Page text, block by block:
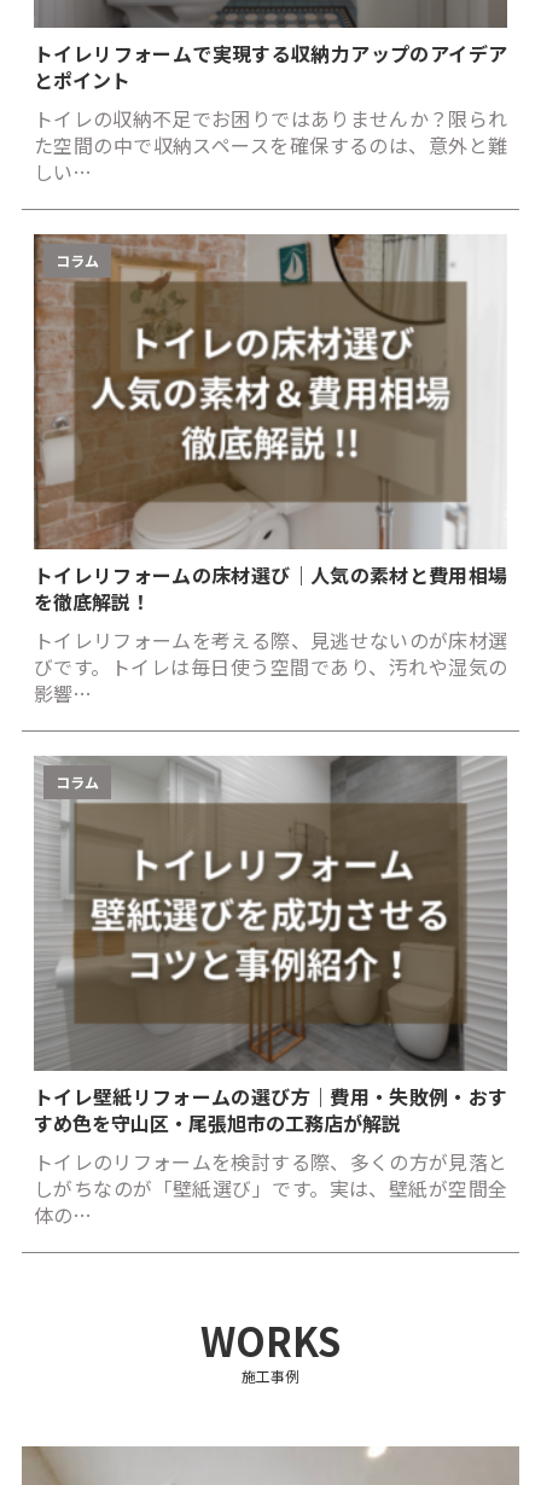
トイレリフォームで実現する収納力アップのアイデア
とポイント
トイレの収納不足でお困りではありませんか？限られ
た空間の中で収納スペースを確保するのは、意外と難
しい…
コラム
トイレリフォームの床材選び｜人気の素材と費用相場
を徹底解説！
トイレリフォームを考える際、見逃せないのが床材選
びです。トイレは毎日使う空間であり、汚れや湿気の
影響…
コラム
トイレ壁紙リフォームの選び方｜費用・失敗例・おす
すめ色を守山区・尾張旭市の工務店が解説
トイレのリフォームを検討する際、多くの方が見落と
しがちなのが「壁紙選び」です。実は、壁紙が空間全
体の…
WORKS
施工事例